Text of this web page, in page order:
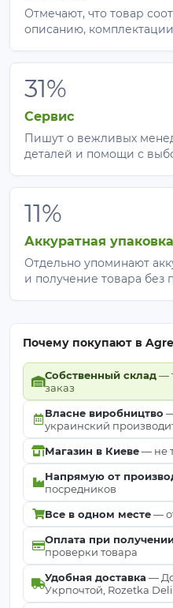
Очистите почвуот
внесите удобрения.
Стелют любой
Закрепите края
присыпьте землей
посадки и высадите
капельную ленту под
Как
для
Материал не снимают
культуры.
используется?
ли?
Клубника /
Кусты
НЕТ
Грядки под
овощи
ДА
Декор (кора/
гравий)
НЕТ
Важно: Если
Отмечают, что товар
описанию,
31%
Сервис
Пишут о вежливых
деталей и помощи с
11%
Аккуратная упаковка
Отдельно упоминают
и получение товара без
Почему покупают в
Собственный склад—
заказ
Власне виробництво
украинский
Магазин в Киеве— не
Напрямую от
посредников
Все в одном месте—
Оплата при
проверки товара
Удобная доставка —
Укрпочтой, Rozetka